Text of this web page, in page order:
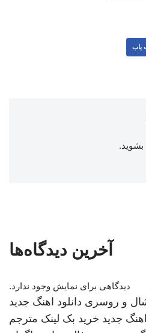
یاب
بشوید.
آخرین دیدگاه‌ها
دیدگاهی برای نمایش وجود ندارد.
و روسری دانلود اهنگ جدید
اهنگ جدید خرید بک لینک مترجم